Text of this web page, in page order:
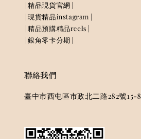
| 精品現貨官網 |
| 現貨精品instagram |
| 精品預購精品reels |
| 銀角零卡分期 |
聯絡我們
臺中市西屯區市政北二路282號15-8